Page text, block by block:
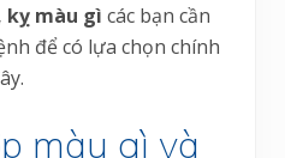
kỵ màu gì các bạn cần
để có lựa chọn chính
màu gì và